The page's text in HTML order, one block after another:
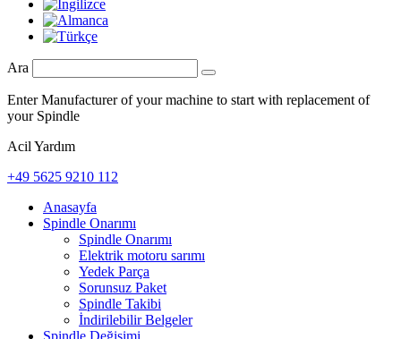
Ara
Enter Manufacturer of your machine to start with replacement of
your Spindle
Acil Yardım
+49 5625 9210 112
Anasayfa
Spindle Onarımı
Spindle Onarımı
Elektrik motoru sarımı
Yedek Parça
Sorunsuz Paket
Spindle Takibi
İndirilebilir Belgeler
Spindle Değişimi